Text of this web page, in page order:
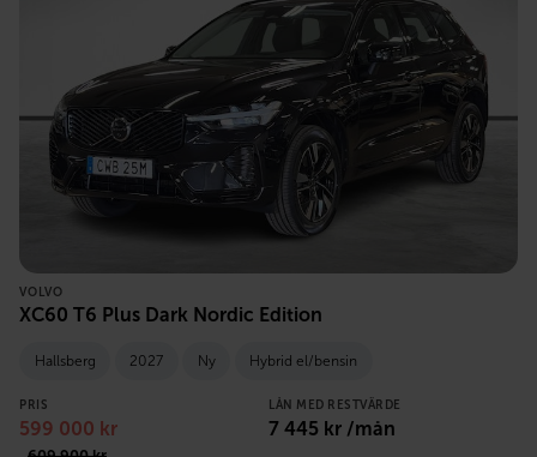
VOLVO
XC60 T6 Plus Dark Nordic Edition
Hallsberg 2027 Ny Hybrid el/bensin
PRIS
599 000 kr
LÅN MED RESTVÄRDE
7 445 kr /mån